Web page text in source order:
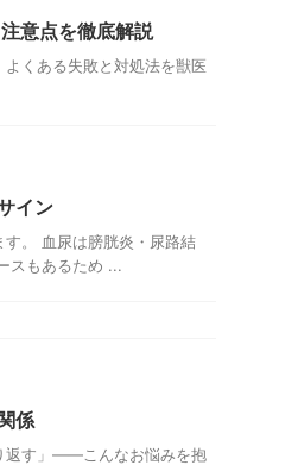
意点を徹底解説
くある失敗と対処法を獣医
イン
。 血尿は膀胱炎・尿路結
スもあるため ...
係
返す」——こんなお悩みを抱